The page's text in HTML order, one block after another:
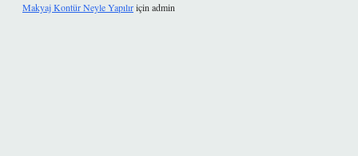
Makyaj Kontür Neyle Yapılıriçin admin